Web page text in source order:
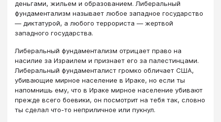
деньгами, жильем и образованием. Либеральный
фундаментализм называет любое западное государство
— диктатурой, а любого террориста — жертвой
западного государства.
Либеральный фундаментализм отрицает право на
насилие за Израилем и признает его за палестинцами.
Либеральный фундаменталист громко обличает США,
убивающие мирное население в Ираке, но если ты
напомнишь ему, что в Ираке мирное население убивают
прежде всего боевики, он посмотрит на тебя так, словно
ты сделал что-то неприличное или пукнул.